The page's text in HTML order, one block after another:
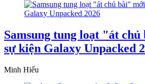
Samsung tung loạt "át
sự kiện Galaxy Unpacked
Minh Hiếu